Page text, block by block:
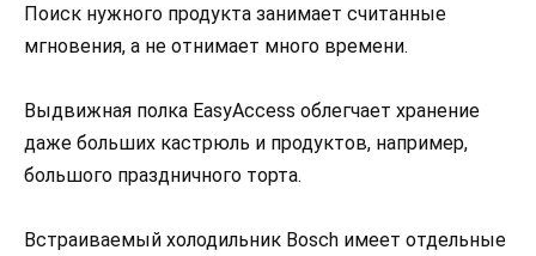
Поиск нужного продукта занимает считанные
мгновения, а не отнимает много времени.
Выдвижная полка EasyAccess облегчает хранение
даже больших кастрюль и продуктов, например,
большого праздничного торта.
Встраиваемый холодильник Bosch имеет отдельные